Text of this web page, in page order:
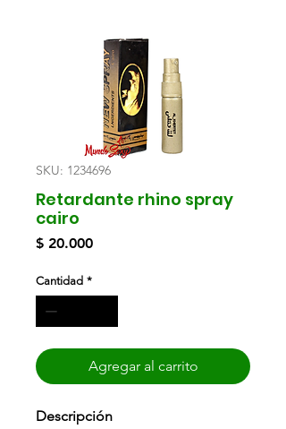
SKU: 1234696
Retardante rhino spray
cairo
$ 20.000Precio
Cantidad *
Agregar al carrito
Descripción